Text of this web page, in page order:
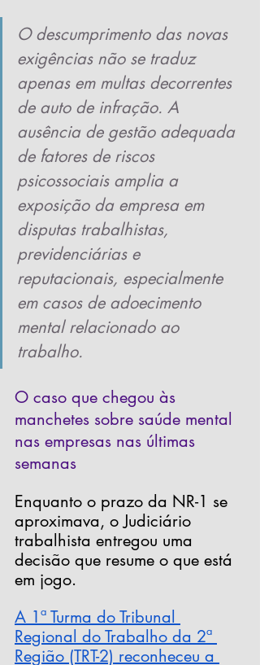
O descumprimento das novas
exigências não se traduz
apenas em multas decorrentes
de auto de infração. A
ausência de gestão adequada
de fatores de riscos
psicossociais amplia a
exposição da empresa em
disputas trabalhistas,
previdenciárias e
reputacionais, especialmente
em casos de adoecimento
mental relacionado ao
trabalho.
O caso que chegou às
manchetes sobre saúde mental
nas empresas nas últimas
semanas
Enquanto o prazo da NR-1 se
aproximava, o Judiciário
trabalhista entregou uma
decisão que resume o que está
em jogo.
A 1ª Turma do Tribunal
Regional do Trabalho da 2ª
Região (TRT-2) reconheceu a